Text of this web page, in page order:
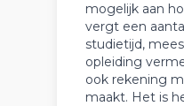
mogelijk aan
vergt een
studietijd,
opleiding
ook rekening
maakt. Het is